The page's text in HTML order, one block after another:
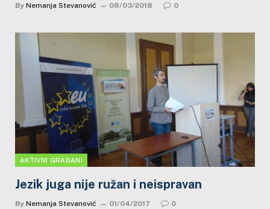
By Nemanja Stevanović 08/03/2018 0
AKTIVNI GRAĐANI
Jezik juga nije ružan i neispravan
By Nemanja Stevanović 01/04/2017 0